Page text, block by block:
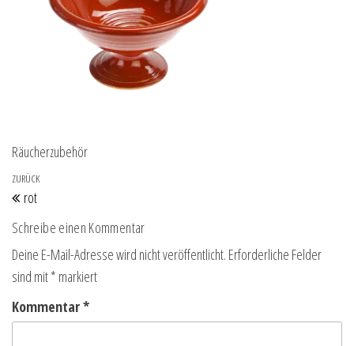
Räucherzubehör
Beitragsnavigation
Vorheriger Beitrag
ZURÜCK
rot
Schreibe einen Kommentar
Deine E-Mail-Adresse wird nicht veröffentlicht. Erforderliche Felder
sind mit* markiert
Kommentar*